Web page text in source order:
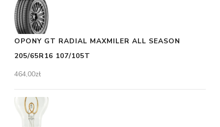
OPONY GT RADIAL MAXMILER ALL SEASON
205/65R16 107/105T
464,00zł